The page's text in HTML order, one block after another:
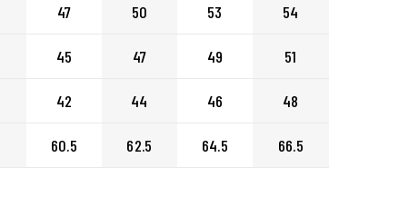
47 50 53 54
45 47 49 51
42 44 46 48
60.5 62.5 64.5 66.5